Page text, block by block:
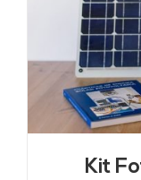
Kit